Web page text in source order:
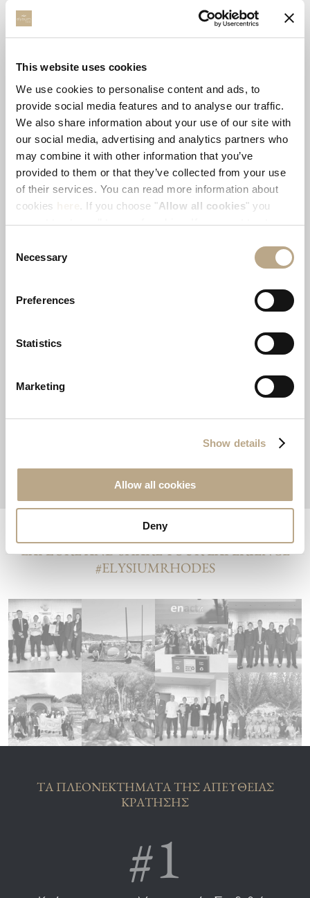
This website uses cookies
We use cookies to personalise content and ads, to
provide social media features and to analyse our traffic.
We also share information about your use of our site with
our social media, advertising and analytics partners who
may combine it with other information that you’ve
provided to them or that they’ve collected from your use
of their services. You can read more information about
cookies
. If you choose "Allow all cookies" you
accept to store all types of cookies. If you want to store
tick boxes below, and then click "
Allow selection".
Selection
Necessary
Preferences
Statistics
Marketing
Show details
Allow all cookies
Deny
GASTRONOMY
STAY
VOLUNTEERISM (4)
(1)
awards
EXPLORE AND SHARE YOUR EXPERIENCE
#ELYSIUMRHODES
ΤΑ ΠΛΕΟΝΕΚΤΗΜΑΤΑ ΤΗΣ ΑΠΕΥΘΕΙΑΣ
ΚΡΑΤΗΣΗΣ